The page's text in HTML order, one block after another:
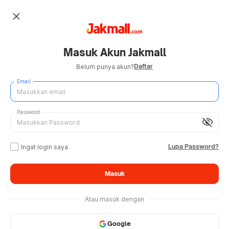
close
Masuk Akun Jakmall
Belum punya akun?Daftar
Email
visibility_off
Password
Ingat login saya Lupa Password?
Masuk
Atau masuk dengan
Google